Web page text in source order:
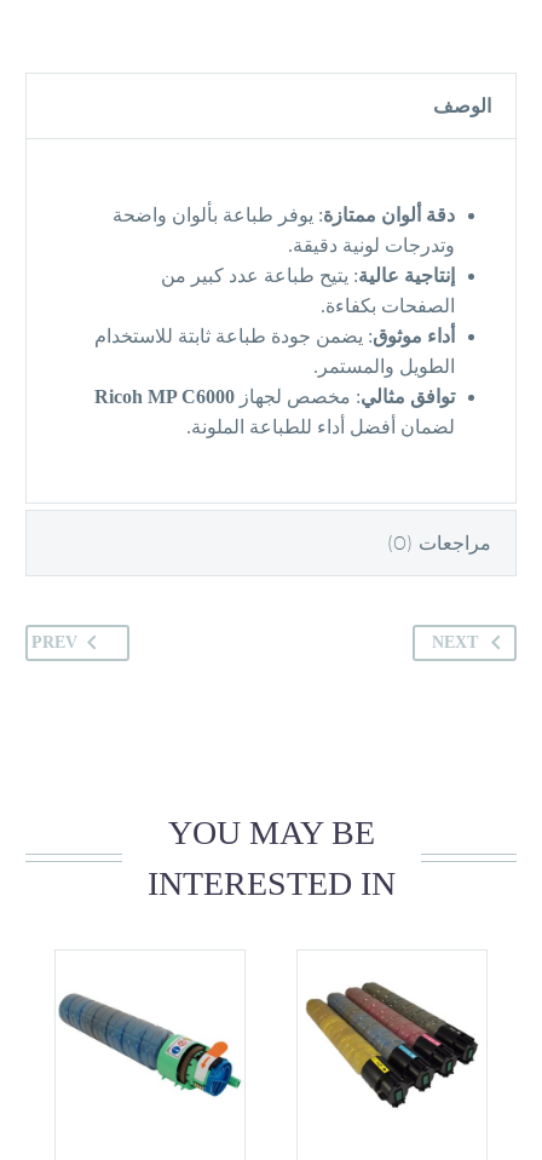
الوصف
دقة ألوان ممتازة: يوفر طباعة بألوان واضحة
وتدرجات لونية دقيقة.
إنتاجية عالية: يتيح طباعة عدد كبير من
الصفحات بكفاءة.
أداء موثوق: يضمن جودة طباعة ثابتة للاستخدام
الطويل والمستمر.
توافق مثالي: مخصص لجهاز Ricoh MP C6000
لضمان أفضل أداء للطباعة الملونة.
مراجعات (0)
PREV NEXT
YOU MAY BE
INTERESTED IN